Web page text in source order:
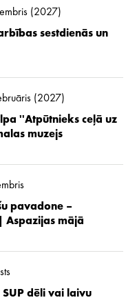
(2027)
sestdienās un
(2027)
''Atpūtnieks ceļā uz
muzejs
pavadone –
Aspazijas mājā
dēli vai laivu